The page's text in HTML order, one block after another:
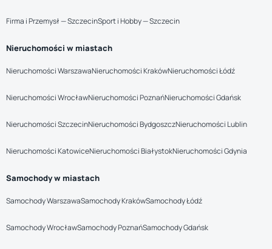
Firma i Przemysł — SzczecinSport i Hobby — Szczecin
Nieruchomości w miastach
Nieruchomości WarszawaNieruchomości KrakówNieruchomości Łódź
Nieruchomości WrocławNieruchomości PoznańNieruchomości Gdańsk
Nieruchomości SzczecinNieruchomości BydgoszczNieruchomości Lublin
Nieruchomości KatowiceNieruchomości BiałystokNieruchomości Gdynia
Samochody w miastach
Samochody WarszawaSamochody KrakówSamochody Łódź
Samochody WrocławSamochody PoznańSamochody Gdańsk